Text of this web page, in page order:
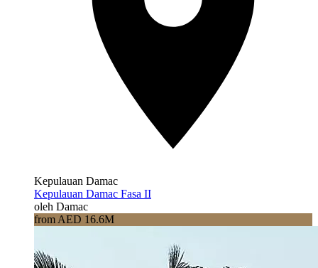
Kepulauan Damac
Kepulauan Damac Fasa II
oleh Damac
from AED 16.6M